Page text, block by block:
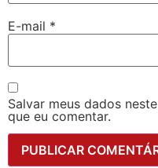
E-mail *
Salvar meus dados
que eu comentar.